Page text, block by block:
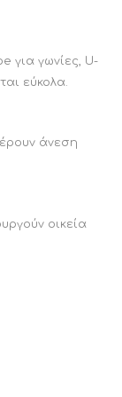
για γωνίες, U-
εύκολα.
άνεση
οικεία